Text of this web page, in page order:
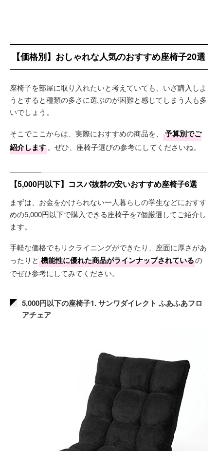
【価格別】おしゃれな人気のおすすめ座椅子20選
座椅子を部屋に取り入れたいと考えていても、いざ購入しよ
うとすると種類の多さに選ぶのが困難と感じてしまう人も多
いでしょう。
そこでここからは、実際におすすめの商品を、
予算別でご
紹介します。ぜひ、座椅子選びの参考にしてくださいね。
【5,000円以下】コスパ抜群の安いおすすめ座椅子6選
まずは、お金をかけられない一人暮らしの学生などにおすす
めの5,000円以下で購入できる座椅子を7個厳選してご紹介し
ます。
手軽な価格でもリクライニングができたり、座面に厚さがあ
ったりと 機能性に優れた商品がラインナップされているの
でぜひ参考にしてみてください。
5,000円以下の座椅子1. サンワダイレクト ふあふあフロ
アチェア